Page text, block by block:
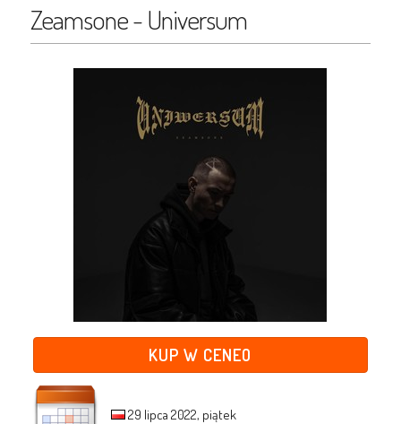
Zeamsone - Universum
KUP W CENEO
29 lipca 2022, piątek